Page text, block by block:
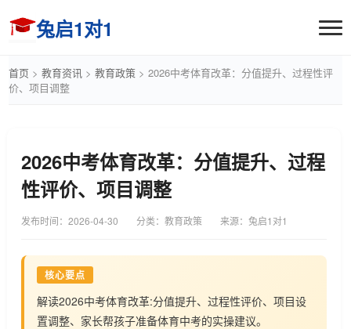
兔启1对1
首页 > 教育资讯 > 教育政策 > 2026中考体育改革：分值提升、过程性评
价、项目调整
2026中考体育改革：分值提升、过程
性评价、项目调整
发布时间： 2026-04-30 分类：教育政策 来源：兔启1对1
核心要点
解读2026中考体育改革:分值提升、过程性评价、项目设
置调整、家长帮孩子准备体育中考的实操建议。